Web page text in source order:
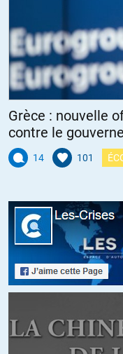
Grèce : nouvelle
contre le
14 101